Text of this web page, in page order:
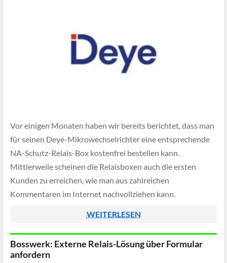
Vor einigen Monaten haben wir bereits berichtet, dass man
für seinen Deye-Mikrowechselrichter eine entsprechende
NA-Schutz-Relais-Box kostenfrei bestellen kann.
Mittlerweile scheinen die Relaisboxen auch die ersten
Kunden zu erreichen, wie man aus zahlreichen
Kommentaren im Internet nachvollziehen kann.
WEITERLESEN
Bosswerk: Externe Relais-Lösung über Formular
anfordern